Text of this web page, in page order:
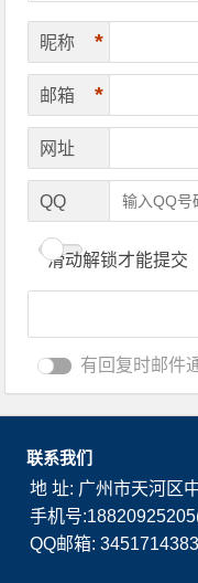
昵称 *
邮箱 *
网址
QQ
滑动解锁才能提交
有回复时邮件
联系我们
地 址: 广州市天河区
手机号
QQ邮箱: